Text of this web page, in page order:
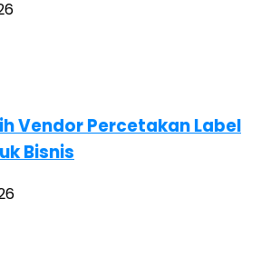
Vendor Percetakan Label
Bisnis